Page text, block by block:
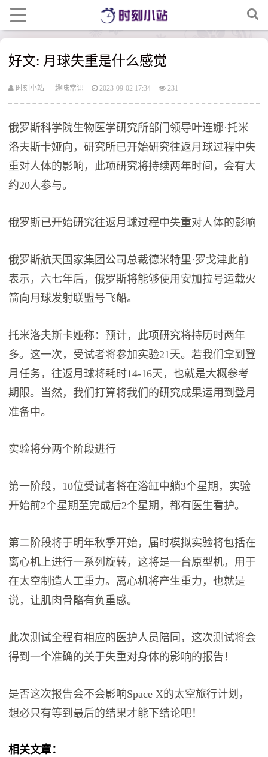
好文: 月球失重是什么感觉
时刻小站 趣味常识 2023-09-02 17:34 231
俄罗斯科学院生物医学研究所部门领导叶连娜·托米
洛夫斯卡娅向，研究所已开始研究往返月球过程中失
重对人体的影响，此项研究将持续两年时间，会有大
约20人参与。
俄罗斯已开始研究往返月球过程中失重对人体的影响
俄罗斯航天国家集团公司总裁德米特里·罗戈津此前
表示，六七年后，俄罗斯将能够使用安加拉号运载火
箭向月球发射联盟号飞船。
托米洛夫斯卡娅称：预计，此项研究将持历时两年
多。这一次，受试者将参加实验21天。若我们拿到登
月任务，往返月球将耗时14-16天，也就是大概参考
期限。当然，我们打算将我们的研究成果运用到登月
准备中。
实验将分两个阶段进行
第一阶段，10位受试者将在浴缸中躺3个星期，实验
开始前2个星期至完成后2个星期，都有医生看护。
第二阶段将于明年秋季开始，届时模拟实验将包括在
离心机上进行一系列旋转，这将是一台原型机，用于
在太空制造人工重力。离心机将产生重力，也就是
说，让肌肉骨骼有负重感。
此次测试全程有相应的医护人员陪同，这次测试将会
得到一个准确的关于失重对身体的影响的报告！
是否这次报告会不会影响Space X的太空旅行计划，
想必只有等到最后的结果才能下结论吧！
相关文章：